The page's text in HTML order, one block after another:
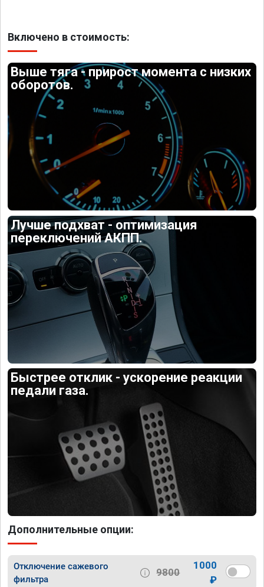
Включено в стоимость:
Выше тяга - прирост момента с низких
оборотов.
Лучше подхват - оптимизация
переключений АКПП.
Быстрее отклик - ускорение реакции
педали газа.
Дополнительные опции:
Отключение сажевого
фильтра
9800
1000
₽